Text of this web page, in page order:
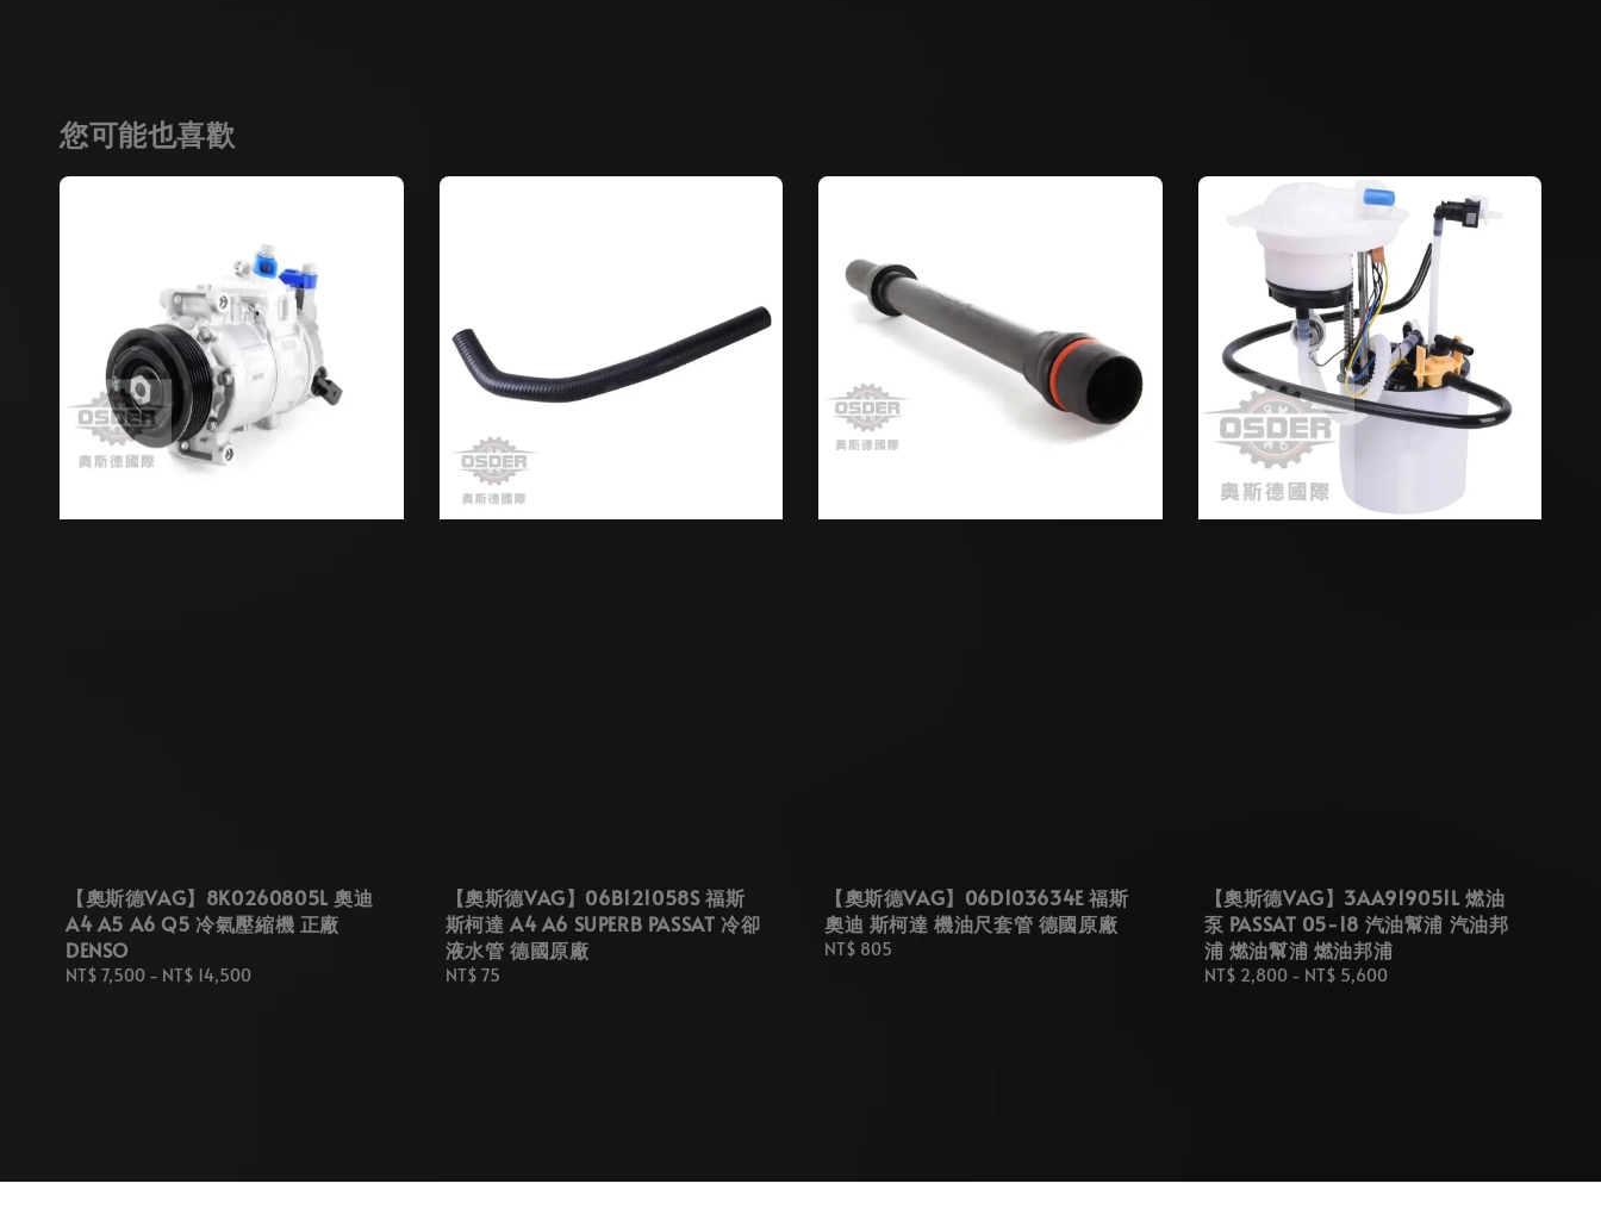
您可能也喜歡
【奧斯德VAG】8K0260805L 奧迪
A4 A5 A6 Q5 冷氣壓縮機 正廠
DENSO
Regular
NT$ 7,500 - NT$ 14,500
【奧斯德VAG】06B121058S 福斯
斯柯達 A4 A6 SUPERB PASSAT 冷卻
液水管 德國原廠
Regular
NT$ 75
【奧斯德VAG】06D103634E 福斯
奧迪 斯柯達 機油尺套管 德國原廠
Regular
NT$ 805
【奧斯德VAG】3AA919051L 燃油
泵 PASSAT 05-18 汽油幫浦 汽油邦
浦 燃油幫浦 燃油邦浦
Regular
NT$ 2,800- NT$ 5,600